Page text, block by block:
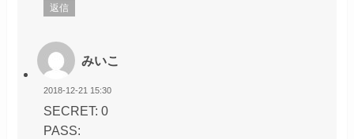
返信
みいこ
2018-12-21 15:30
SECRET: 0
PASS: